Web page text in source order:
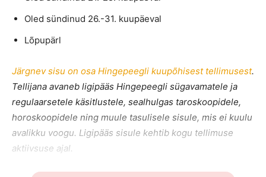
Oled sündinud 26.-31. kuupäeval
Lõpupärl
Järgnev sisu on osa Hingepeegli kuupõhisest tellimusest.
Tellijana avaneb ligipääs Hingepeegli sügavamatele ja
regulaarsetele käsitlustele, sealhulgas taroskoopidele,
horoskoopidele ning muule tasulisele sisule, mis ei kuulu
avalikku voogu. Ligipääs sisule kehtib kogu tellimuse
aktiivsuse ajal.